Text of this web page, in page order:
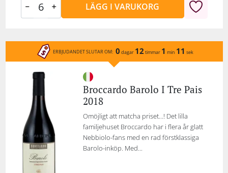
LÄGG I VARUKORG
ERBJUDANDET SLUTAR OM: 0 dagar 12 timmar 1 min 11 sek
Broccardo Barolo I Tre Pais
2018
Omöjligt att matcha priset...! Det lilla
familjehuset Broccardo har i flera år glatt
Nebbiolo-fans med en rad förstklassiga
Barolo-inköp. Med...